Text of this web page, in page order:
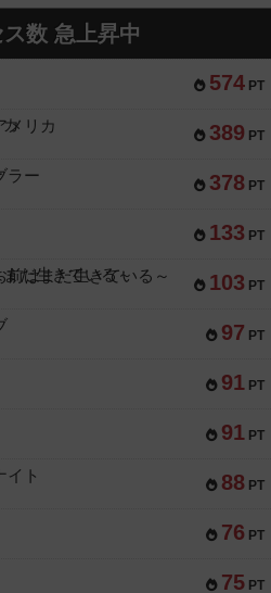
数 急上昇中
574 PT
389 PT
メリカ
378 PT
ラー
133 PT
103 PT
はまだ生きている～
97 PT
91 PT
91 PT
88 PT
イト
76 PT
75 PT